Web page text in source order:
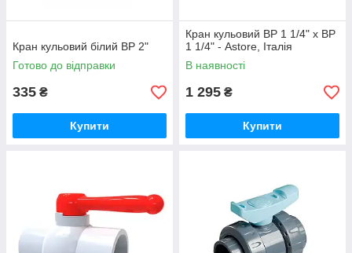
Кран кульовий білий ВР 2"
Готово до відправки
335 ₴
Купити
Кран кульовий ВР 1 1/4" х ВР
1 1/4" - Astore, Італія
В наявності
1 295 ₴
Купити